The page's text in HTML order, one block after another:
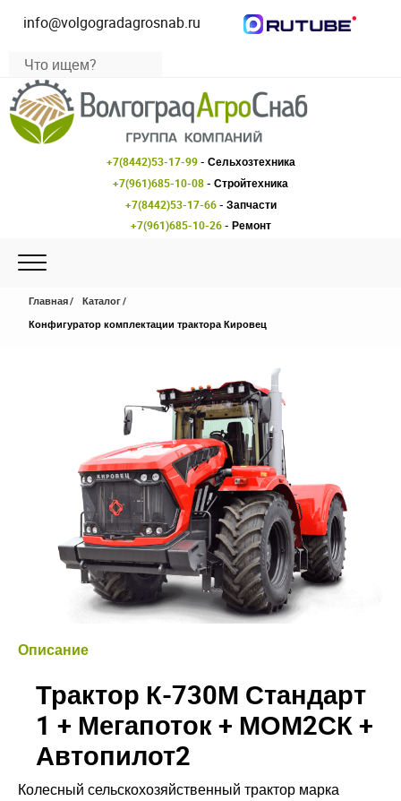
info@volgogradagrosnab.ru
+7(8442)53-17-99- Сельхозтехника
+7(961)685-10-08- Стройтехника
+7(8442)53-17-66- Запчасти
+7(961)685-10-26- Ремонт
Главная
Каталог
Конфигуратор комплектации трактора Кировец
Описание
Трактор К-730М Стандарт
1 + Мегапоток + МОМ2СК +
Автопилот2
Колесный сельскохозяйственный трактор марка